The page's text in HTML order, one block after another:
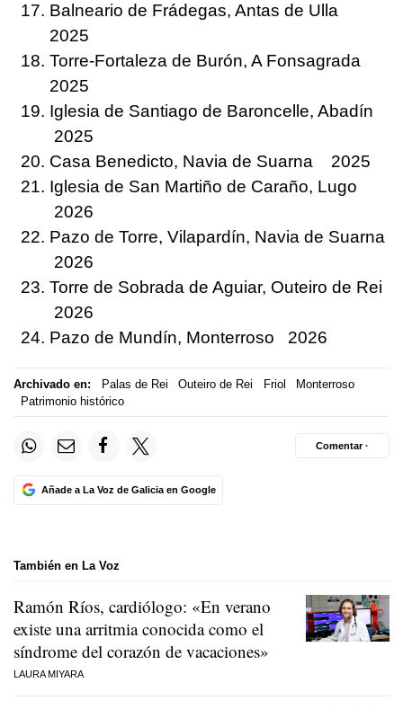
Balneario de Frádegas, Antas de Ulla
2025
Torre-Fortaleza de Burón, A Fonsagrada
2025
Iglesia de Santiago de Baroncelle, Abadín
2025
Casa Benedicto, Navia de Suarna 2025
Iglesia de San Martiño de Caraño, Lugo
2026
Pazo de Torre, Vilapardín, Navia de Suarna
2026
Torre de Sobrada de Aguiar, Outeiro de Rei
2026
Pazo de Mundín, Monterroso 2026
Archivado en: Palas de Rei Outeiro de Rei Friol
Monterroso
Patrimonio histórico
Añade a La Voz de Galicia en Google
Comentar ·
También en La Voz
Ramón Ríos, cardiólogo: «En verano
existe una arritmia conocida como el
síndrome del corazón de vacaciones»
LAURA MIYARA